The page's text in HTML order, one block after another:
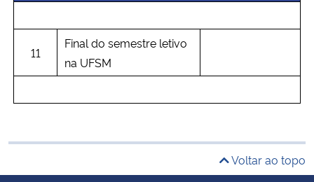
11
Final do semestre letivo
na UFSM
Voltar ao topo